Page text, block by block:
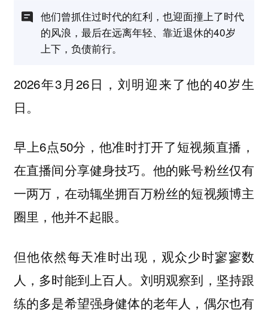
他们曾抓住过时代的红利，也迎面撞上了时代
的风浪，最后在远离年轻、靠近退休的40岁
上下，负债前行。
2026年3月26日，刘明迎来了他的40岁生
日。
早上6点50分，他准时打开了短视频直播，
在直播间分享健身技巧。他的账号粉丝仅有
一两万，在动辄坐拥百万粉丝的短视频博主
圈里，他并不起眼。
但他依然每天准时出现，观众少时寥寥数
人，多时能到上百人。刘明观察到，坚持跟
练的多是希望强身健体的老年人，偶尔也有